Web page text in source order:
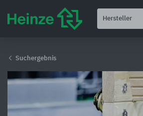
Hersteller
Suchergebnis